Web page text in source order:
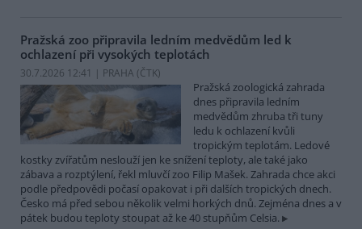
Pražská zoo připravila ledním medvědům led k
ochlazení při vysokých teplotách
30.7.2026 12:41 | PRAHA (ČTK)
Pražská zoologická zahrada
dnes připravila ledním
medvědům zhruba tři tuny
ledu k ochlazení kvůli
tropickým teplotám. Ledové
kostky zvířatům neslouží jen ke snížení teploty, ale také jako
zábava a rozptýlení, řekl mluvčí zoo Filip Mašek. Zahrada chce akci
podle předpovědi počasí opakovat i při dalších tropických dnech.
Česko má před sebou několik velmi horkých dnů. Zejména dnes a v
pátek budou teploty stoupat až ke 40 stupňům Celsia.